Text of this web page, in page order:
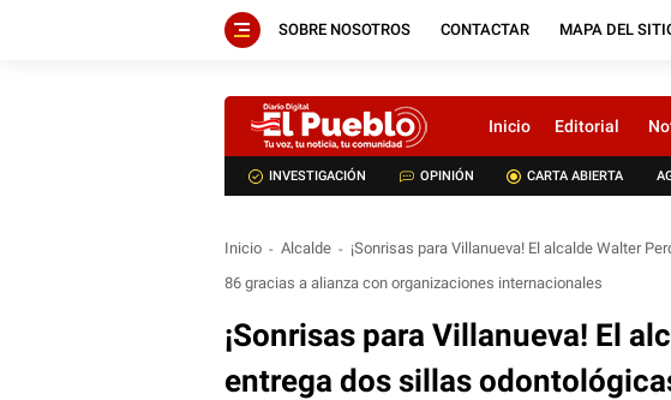
SOBRE NOSOTROS CONTACTAR MAPA DEL
Inicio Editorial
INVESTIGACIÓN OPINIÓN CARTA ABIERTA
Inicio Alcalde
¡Sonrisas para Villanueva! El alcalde Walter
86 gracias a alianza con organizaciones internacionales
¡Sonrisas para Villanueva! El
entrega dos sillas